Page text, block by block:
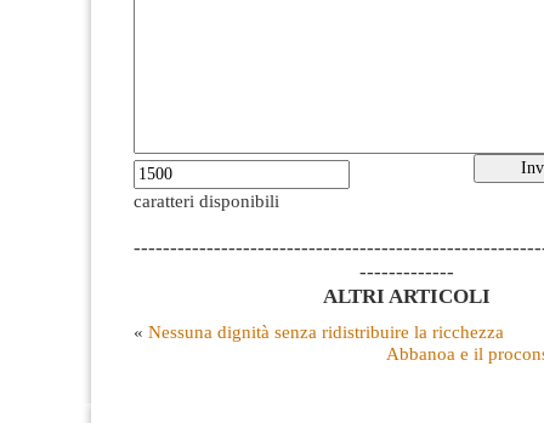
caratteri disponibili
-------------
ALTRI ARTICOLI
« Nessuna dignità senza ridistribuire la ricchezza
Abbanoa e il